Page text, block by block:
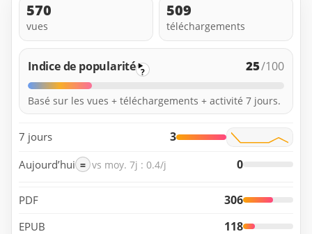
570
vues
509
téléchargements
Indice de popularité ? 25/100
Basé sur les vues + téléchargements + activité 7 jours.
7 jours 3
Aujourd’hui = vs moy. 7j : 0.4/j 0
PDF 306
EPUB 118